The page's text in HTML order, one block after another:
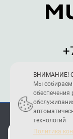
ВНИМАНИЕ!
Мы собираем
обеспечения
технологий
Политика